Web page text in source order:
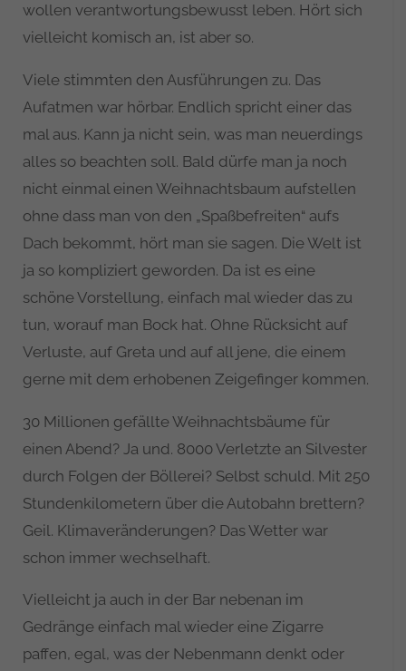
wollen verantwortungsbewusst leben. Hört sich
vielleicht komisch an, ist aber so.
Viele stimmten den Ausführungen zu. Das
Aufatmen war hörbar. Endlich spricht einer das
mal aus. Kann ja nicht sein, was man neuerdings
alles so beachten soll. Bald dürfe man ja noch
nicht einmal einen Weihnachtsbaum aufstellen
ohne dass man von den „Spaßbefreiten“ aufs
Dach bekommt, hört man sie sagen. Die Welt ist
ja so kompliziert geworden. Da ist es eine
schöne Vorstellung, einfach mal wieder das zu
tun, worauf man Bock hat. Ohne Rücksicht auf
Verluste, auf Greta und auf all jene, die einem
gerne mit dem erhobenen Zeigefinger kommen.
30 Millionen gefällte Weihnachtsbäume für
einen Abend? Ja und. 8000 Verletzte an Silvester
durch Folgen der Böllerei? Selbst schuld. Mit 250
Stundenkilometern über die Autobahn brettern?
Geil. Klimaveränderungen? Das Wetter war
schon immer wechselhaft.
Vielleicht ja auch in der Bar nebenan im
Gedränge einfach mal wieder eine Zigarre
paffen, egal, was der Nebenmann denkt oder